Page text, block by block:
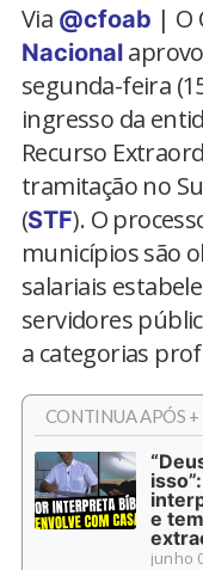
Via @cfoab | O
Nacional
segunda-feira
ingresso da
Recurso
tramitação no
(STF). O
municípios são
salariais
servidores
a categorias
CONTINUA APÓS
e
junho